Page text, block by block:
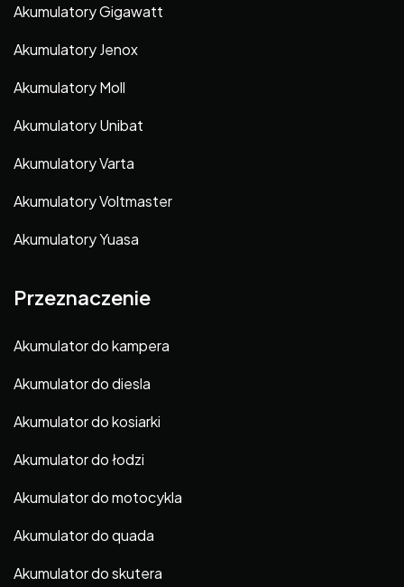
Akumulatory Gigawatt
Akumulatory Jenox
Akumulatory Moll
Akumulatory Unibat
Akumulatory Varta
Akumulatory Voltmaster
Akumulatory Yuasa
Przeznaczenie
Akumulator do kampera
Akumulator do diesla
Akumulator do kosiarki
Akumulator do łodzi
Akumulator do motocykla
Akumulator do quada
Akumulator do skutera